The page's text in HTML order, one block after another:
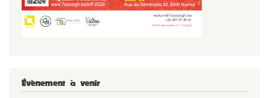
Évènement à venir